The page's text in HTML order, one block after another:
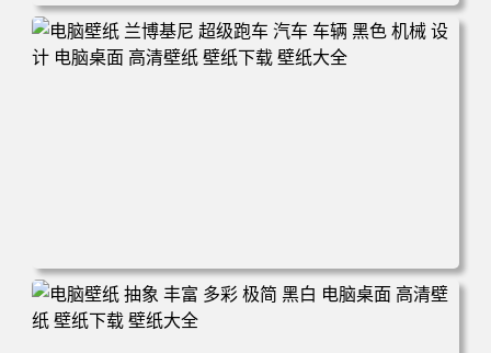
电脑壁纸 汽车 白色 灰色 汽车 超级跑车 简约 电脑桌面 高清
壁纸 壁纸下载 壁纸大全
电脑壁纸 兰博基尼 超级跑车 汽车 车辆 黑色 机械 设计 电脑
桌面 高清壁纸 壁纸下载 壁纸大全